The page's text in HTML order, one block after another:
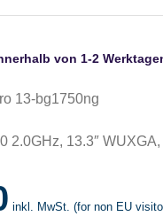
von 1-2
13-bg1750ng
2.0GHz, 13.3″
inkl. MwSt. (for non EU